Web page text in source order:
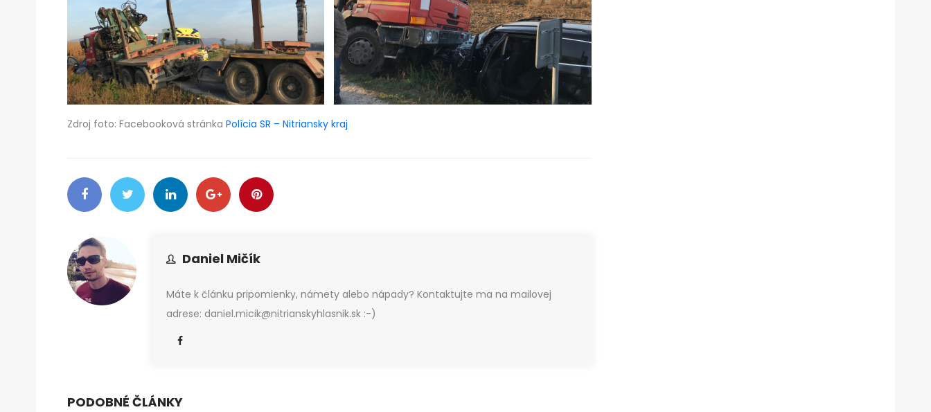
Zdroj foto: Facebooková stránka Polícia SR – Nitriansky kraj
Daniel Mičík
Máte k článku pripomienky, námety alebo nápady? Kontaktujte ma na mailovej
adrese: daniel.micik@nitrianskyhlasnik.sk :-)
PODOBNÉ ČLÁNKY